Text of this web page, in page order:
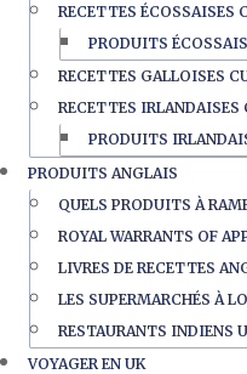
RECETTES ÉCOSSAISES
PRODUITS
RECETTES GALLOISES
RECETTES
PRODUITS
PRODUITS ANGLAIS
QUELS PRODUITS À
ROYAL WARRANTS OF
LIVRES DE RECETTES
LES SUPERMARCHÉS À
RESTAURANTS INDIENS
VOYAGER EN UK